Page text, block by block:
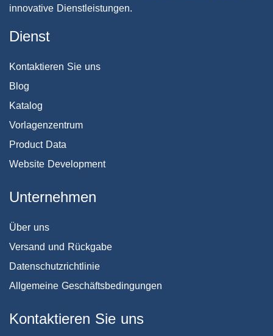
innovative Dienstleistungen.
Dienst
Kontaktieren Sie uns
Blog
Katalog
Vorlagenzentrum
Product Data
Website Development
Unternehmen
Über uns
Versand und Rückgabe
Datenschutzrichtlinie
Allgemeine Geschäftsbedingungen
Kontaktieren Sie uns